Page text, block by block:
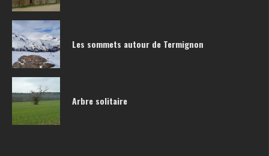
Les sommets autour de Termignon
Arbre solitaire